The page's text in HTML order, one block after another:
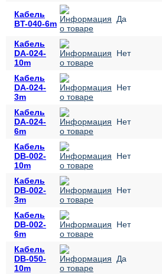
Кабель
BT-040-6m
Да
Кабель
DA-024-
10m
Нет
Кабель
DA-024-
3m
Нет
Кабель
DA-024-
6m
Нет
Кабель
DB-002-
10m
Нет
Кабель
DB-002-
3m
Нет
Кабель
DB-002-
6m
Нет
Кабель
DB-050-
10m
Да